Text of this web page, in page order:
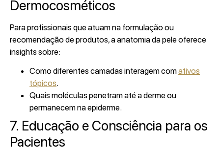
Dermocosméticos
Para profissionais que atuam na formulação ou
recomendação de produtos, a anatomia da pele oferece
insights sobre:
Como diferentes camadas interagem comativos
tópicos.
Quais moléculas penetram até a derme ou
permanecem na epiderme.
7. Educação e Consciência para os
Pacientes